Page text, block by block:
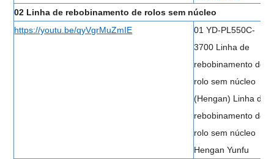
02 Linha de rebobinamento de rolos sem núcleo
https://youtu.be/qyVgrMuZmIE
01 YD-PL550C-
3700 Linha de
rebobinamento de
rolo sem núcleo
(Hengan) Linha de
rebobinamento de
rolo sem núcleo
Hengan Yunfu